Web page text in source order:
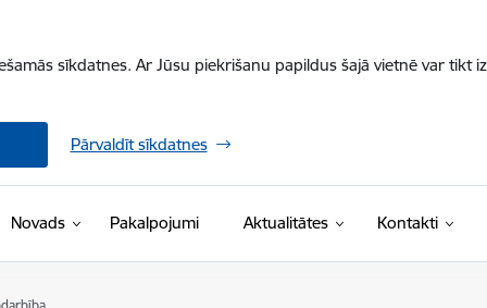
sīkdatnes. Ar Jūsu piekrišanu papildus šajā vietnē var tikt
Pārvaldīt sīkdatnes
Novads Pakalpojumi Aktualitātes Kontakti